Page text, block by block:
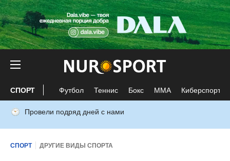
СПОРТ Футбол Теннис Бокс ММА Киберспорт
Провели подряд дней с нами
СПОРТ ДРУГИЕ ВИДЫ СПОРТА